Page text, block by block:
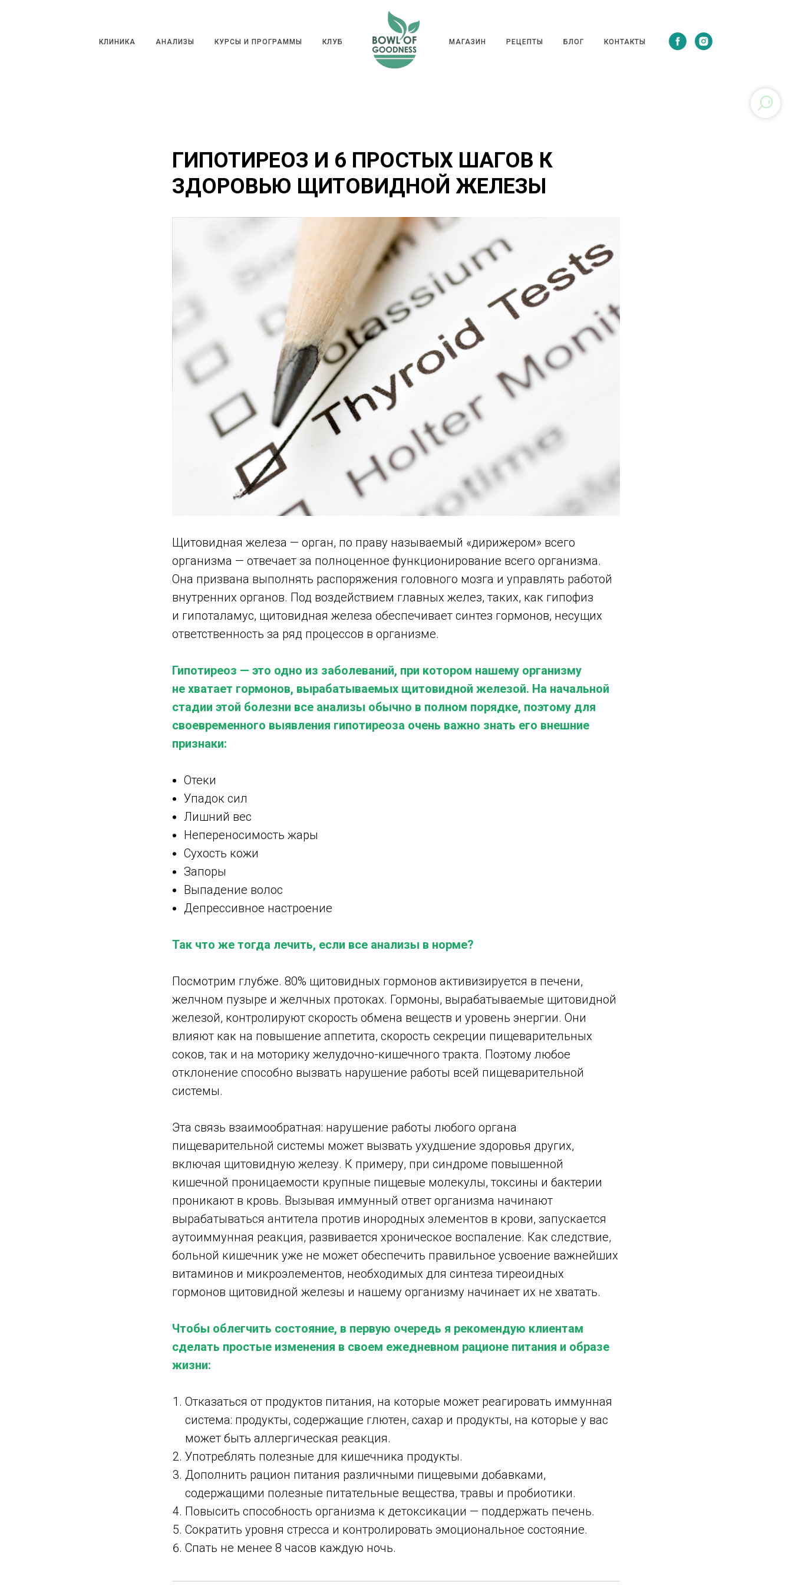
КЛИНИКА АНАЛИЗЫ КУРСЫ И ПРОГРАММЫ КЛУБ МАГАЗИН РЕЦЕПТЫ БЛОГ КОНТАКТЫ
КЛИНИКА АНАЛИЗЫ КУРСЫ И ПРОГРАММЫ КЛУБ МАГАЗИН РЕЦЕПТЫ БЛОГ КОНТАКТЫ
ГИПОТИРЕОЗ И 6 ПРОСТЫХ ШАГОВ К
ЗДОРОВЬЮ ЩИТОВИДНОЙ ЖЕЛЕЗЫ
Щитовидная железа — орган, по праву называемый «дирижером» всего
организма — отвечает за полноценное функционирование всего организма.
Она призвана выполнять распоряжения головного мозга и управлять работой
внутренних органов. Под воздействием главных желез, таких, как гипофиз
и гипоталамус, щитовидная железа обеспечивает синтез гормонов, несущих
ответственность за ряд процессов в организме.
Гипотиреоз — это одно из заболеваний, при котором нашему организму
не хватает гормонов, вырабатываемых щитовидной железой. На начальной
стадии этой болезни все анализы обычно в полном порядке, поэтому для
своевременного выявления гипотиреоза очень важно знать его внешние
признаки:
Отеки
Упадок сил
Лишний вес
Непереносимость жары
Сухость кожи
Запоры
Выпадение волос
Депрессивное настроение
Так что же тогда лечить, если все анализы в норме?
Посмотрим глубже. 80% щитовидных гормонов активизируется в печени,
желчном пузыре и желчных протоках. Гормоны, вырабатываемые щитовидной
железой, контролируют скорость обмена веществ и уровень энергии. Они
влияют как на повышение аппетита, скорость секреции пищеварительных
соков, так и на моторику желудочно-кишечного тракта. Поэтому любое
отклонение способно вызвать нарушение работы всей пищеварительной
системы.
Эта связь взаимообратная: нарушение работы любого органа
пищеварительной системы может вызвать ухудшение здоровья других,
включая щитовидную железу. К примеру, при синдроме повышенной
кишечной проницаемости крупные пищевые молекулы, токсины и бактерии
проникают в кровь. Вызывая иммунный ответ организма начинают
вырабатываться антитела против инородных элементов в крови, запускается
аутоиммунная реакция, развивается хроническое воспаление. Как следствие,
больной кишечник уже не может обеспечить правильное усвоение важнейших
витаминов и микроэлементов, необходимых для синтеза тиреоидных
гормонов щитовидной железы и нашему организму начинает их не хватать.
Чтобы облегчить состояние, в первую очередь я рекомендую клиентам
сделать простые изменения в своем ежедневном рационе питания и образе
жизни:
Отказаться от продуктов питания, на которые может реагировать иммунная
система: продукты, содержащие глютен, сахар и продукты, на которые у вас
может быть аллергическая реакция.
Употреблять полезные для кишечника продукты.
Дополнить рацион питания различными пищевыми добавками,
содержащими полезные питательные вещества, травы и пробиотики.
Повысить способность организма к детоксикации — поддержать печень.
Сократить уровня стресса и контролировать эмоциональное состояние.
Спать не менее 8 часов каждую ночь.